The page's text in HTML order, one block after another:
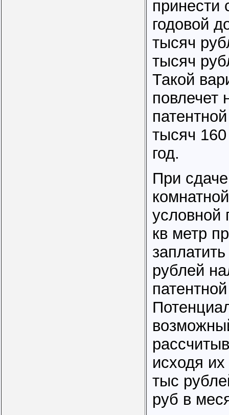
принести
годовой
тысяч
тысяч
Такой
повлечет
тысяч
год.
При
кв метр
рублей
исходя
тыс
руб в